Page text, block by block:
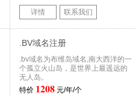
详情 联系我们
.BV域名注册
.bv域名为布维岛域名,南大西洋的一
个孤立火山岛，是世界上最遥远的
无人岛。
特价 1208 元/年/个